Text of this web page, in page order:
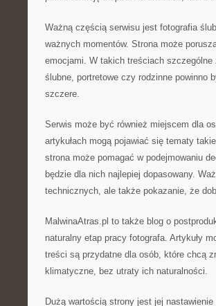
Ważną częścią serwisu jest fotografia
ważnych momentów. Strona może
emocjami. W takich treściach
ślubne, portretowe czy rodzinne powinno
szczere.
Serwis może być również miejscem dla
artykułach mogą pojawiać się tematy
strona może pomagać w podejmowaniu
będzie dla nich najlepiej dopasowany.
technicznych, ale także pokazanie, że
MalwinaAtras.pl to także blog o
naturalny etap pracy fotografa. Artykuły
treści są przydatne dla osób, które chcą
klimatyczne, bez utraty ich naturalności.
Dużą wartością strony jest jej